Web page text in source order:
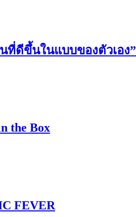
ที่ดีขึ้นในแบบของตัวเอง”
the Box
FEVER